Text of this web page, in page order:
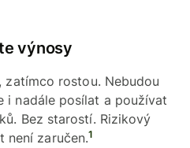
výnosy
zatímco rostou. Nebudou
i nadále posílat a používat
Bez starostí. Rizikový
není zaručen.1